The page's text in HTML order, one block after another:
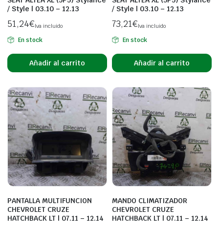
/ Style | 03.10 – 12.13
51,24€Iva incluido
En stock
Añadir al carrito
/ Style | 03.10 – 12.13
73,21€Iva incluido
En stock
Añadir al carrito
PANTALLA MULTIFUNCION
CHEVROLET CRUZE
HATCHBACK LT | 07.11 – 12.14
MANDO CLIMATIZADOR
CHEVROLET CRUZE
HATCHBACK LT | 07.11 – 12.14